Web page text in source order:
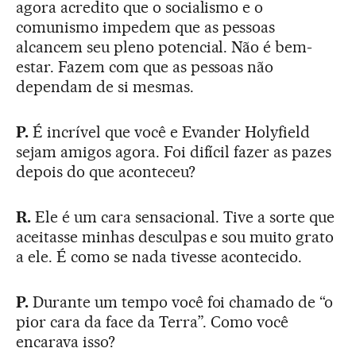
agora acredito que o socialismo e o
comunismo impedem que as pessoas
alcancem seu pleno potencial. Não é bem-
estar. Fazem com que as pessoas não
dependam de si mesmas.
P.É incrível que você e Evander Holyfield
sejam amigos agora. Foi difícil fazer as pazes
depois do que aconteceu?
R.Ele é um cara sensacional. Tive a sorte que
aceitasse minhas desculpas e sou muito grato
a ele. É como se nada tivesse acontecido.
P.Durante um tempo você foi chamado de “o
pior cara da face da Terra”. Como você
encarava isso?